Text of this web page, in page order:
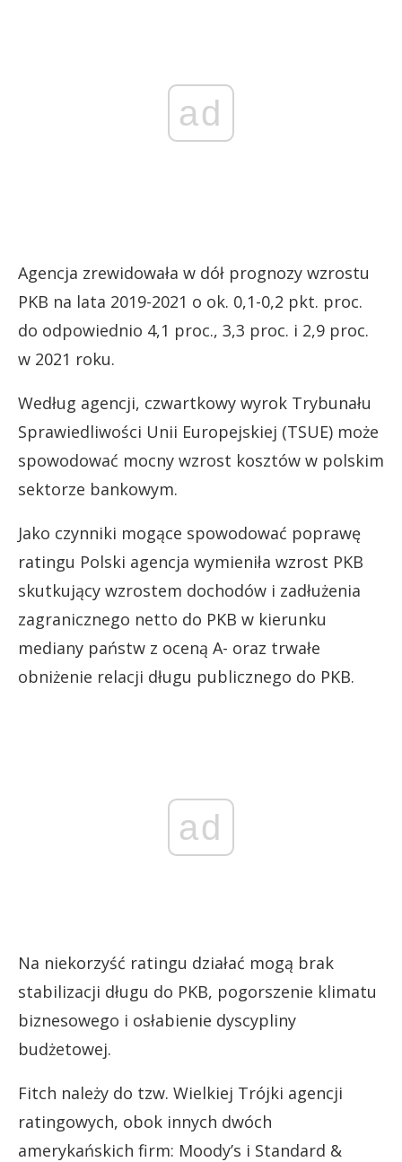
ad
Agencja zrewidowała w dół prognozy wzrostu
PKB na lata 2019-2021 o ok. 0,1-0,2 pkt. proc.
do odpowiednio 4,1 proc., 3,3 proc. i 2,9 proc.
w 2021 roku.
Według agencji, czwartkowy wyrok Trybunału
Sprawiedliwości Unii Europejskiej (TSUE) może
spowodować mocny wzrost kosztów w polskim
sektorze bankowym.
Jako czynniki mogące spowodować poprawę
ratingu Polski agencja wymieniła wzrost PKB
skutkujący wzrostem dochodów i zadłużenia
zagranicznego netto do PKB w kierunku
mediany państw z oceną A- oraz trwałe
obniżenie relacji długu publicznego do PKB.
ad
Na niekorzyść ratingu działać mogą brak
stabilizacji długu do PKB, pogorszenie klimatu
biznesowego i osłabienie dyscypliny
budżetowej.
Fitch należy do tzw. Wielkiej Trójki agencji
ratingowych, obok innych dwóch
amerykańskich firm: Moody’s i Standard &